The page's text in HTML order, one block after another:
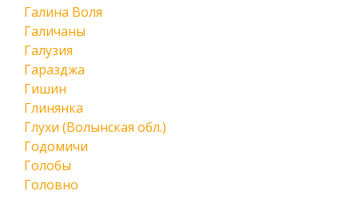
Галина Воля
Галичаны
Галузия
Гаразджа
Гишин
Глинянка
Глухи (Волынская обл.)
Годомичи
Голобы
Головно